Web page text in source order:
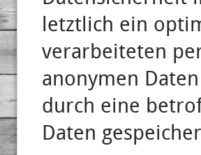
letztlich ein
verarbeiteten
anonymen
durch eine
Daten